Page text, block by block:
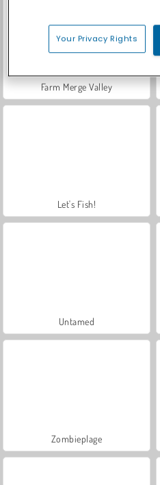
Farm Merge Valley
Let's Fish!
Untamed
Zombieplage
Your Privacy Rights